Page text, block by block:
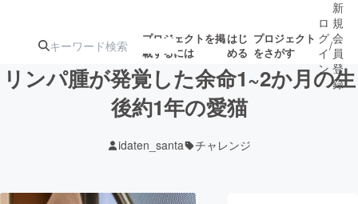
プロジェクトを掲
載するには
はじ
める
プロジェクト
をさがす
ジェクト
ロジェクト
ロ
グ
イ
ン
/
新
規
会
員
登
録
リンパ腫が発覚した余命1~2か月の生
後約1年の愛猫
idaten_santa チャレンジ